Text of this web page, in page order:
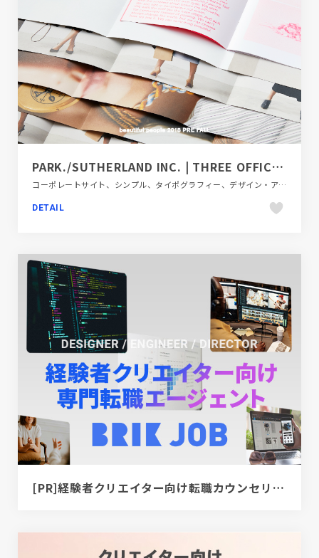
PARK./SUTHERLAND INC. | THREE OFFICIAL WEB SITE
コーポレートサイト、シンプル、タイポグラフィー、デザイン・アート・音楽・文芸、ホワイト系、大きめ写真
DETAIL
[PR]経験者クリエイター向け転職カウンセリング｜デザイナー / ディレクター / エンジニア